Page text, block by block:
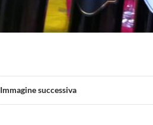
Immagine successiva